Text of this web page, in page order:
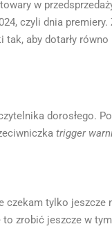
w
czyli dnia premiery.
tak, aby dotarły równo
dorosłego.
trigger
czekam tylko jeszcze
to zrobić jeszcze w